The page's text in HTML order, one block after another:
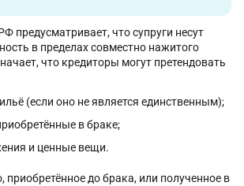
предусматривает, что супруги несут
в пределах совместно нажитого
что кредиторы могут претендовать
(если оно не является единственным);
в браке;
и ценные вещи.
до брака, или полученное в